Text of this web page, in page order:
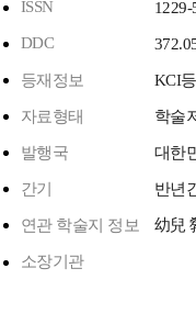
ISSN
1229-
DDC
등재정보 KCI
자료형태 학술
발행국 대한
간기 반년
연관 학술지 정보 幼兒
소장기관